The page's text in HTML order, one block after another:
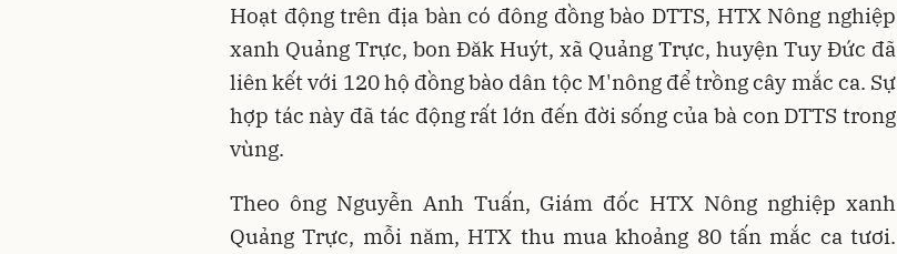
Hoạt động trên địa bàn có đông đồng bào DTTS, HTX Nông nghiệp
xanh Quảng Trực, bon Đăk Huýt, xã Quảng Trực, huyện Tuy Đức đã
liên kết với 120 hộ đồng bào dân tộc M'nông để trồng cây mắc ca. Sự
hợp tác này đã tác động rất lớn đến đời sống của bà con DTTS trong
vùng.
Theo ông Nguyễn Anh Tuấn, Giám đốc HTX Nông nghiệp xanh
Quảng Trực, mỗi năm, HTX thu mua khoảng 80 tấn mắc ca tươi.